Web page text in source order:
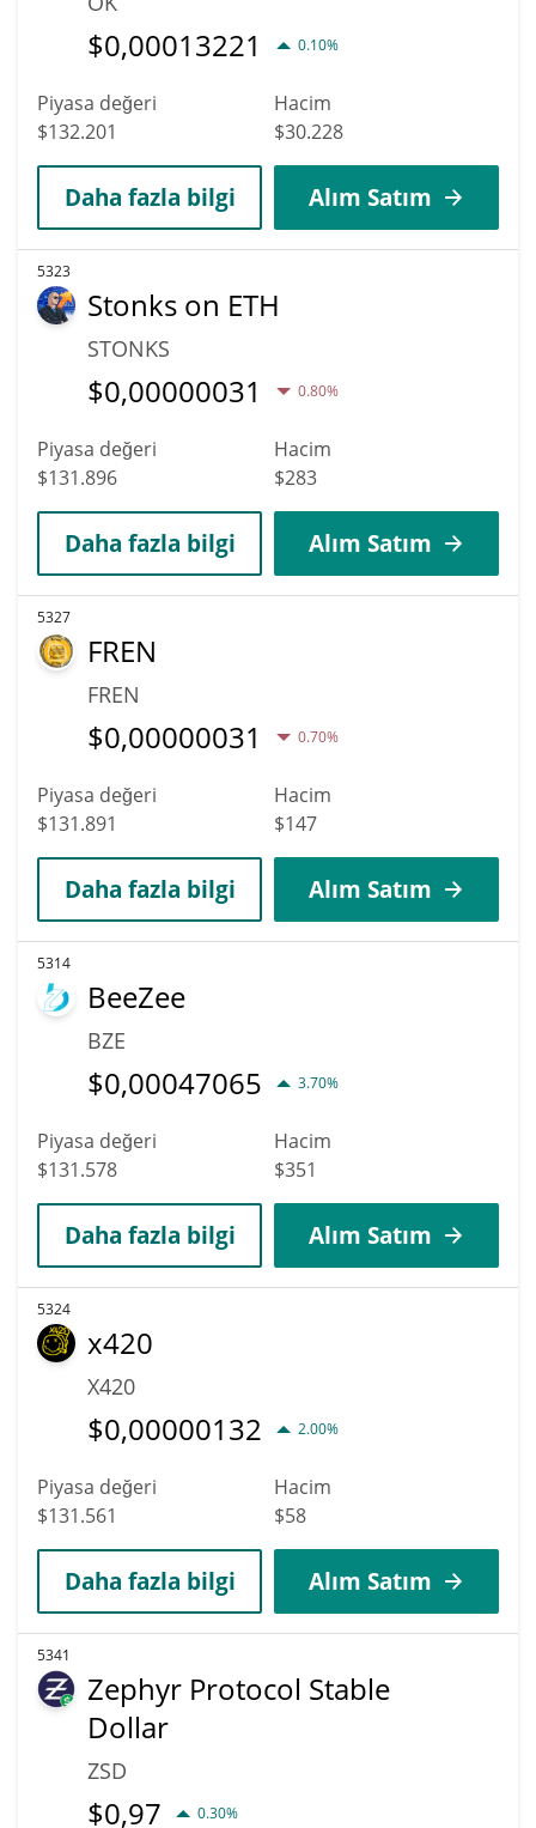
$0,00013221 0.10%
Piyasa değeri
$132.201
Hacim
$30.228
Daha fazla bilgi Alım Satım
5323
Stonks on ETH
STONKS
$0,00000031 0.80%
Piyasa değeri
$131.896
Hacim
$283
Daha fazla bilgi Alım Satım
5327
FREN
FREN
$0,00000031 0.70%
Piyasa değeri
$131.891
Hacim
$147
Daha fazla bilgi Alım Satım
5314
BeeZee
BZE
$0,00047065 3.70%
Piyasa değeri
$131.578
Hacim
$351
Daha fazla bilgi Alım Satım
5324
x420
X420
$0,00000132 2.00%
Piyasa değeri
$131.561
Hacim
$58
Daha fazla bilgi Alım Satım
5341
Zephyr Protocol Stable
Dollar
ZSD
$0,97 0.30%